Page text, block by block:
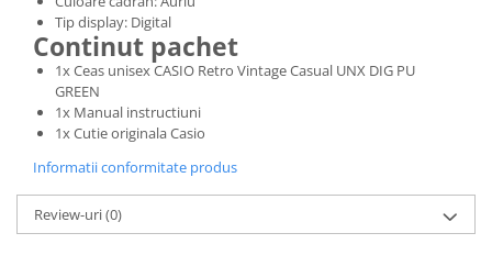
Tip display: Digital
Continut pachet
1x Ceas unisex CASIO Retro Vintage Casual UNX DIG PU
GREEN
1x Manual instructiuni
1x Cutie originala Casio
Informatii conformitate produs
Review-uri(0)